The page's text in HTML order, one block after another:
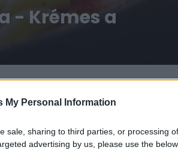
My Personal Information
sale, sharing to third parties, or processing
advertising by us, please use the
- Krémes a